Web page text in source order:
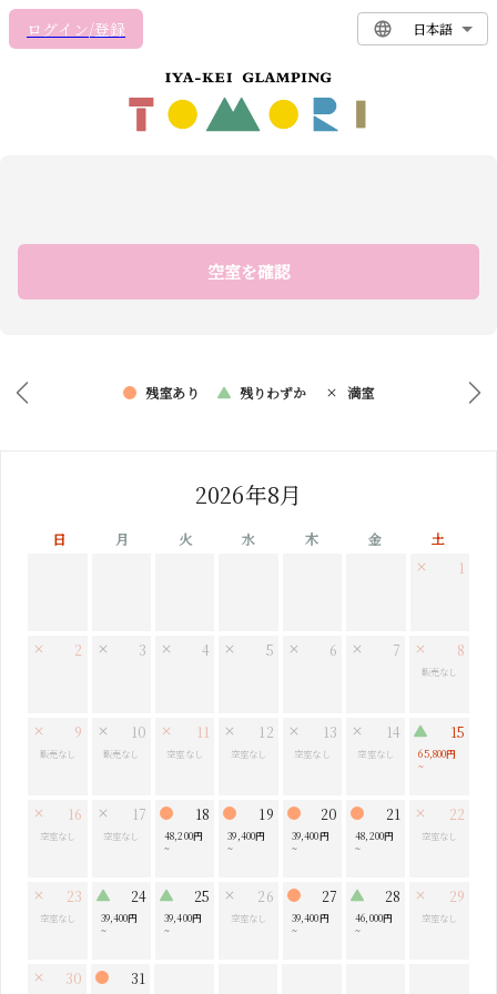
ログイン/登録 日本語
空室を確認
残室あり 残りわずか 満室
2026年8月
日 月 火 水 木 金
土
1
2 3 4 5 6 7 8
販売なし
9
販売なし
10
販売なし
11
空室なし
12
空室なし
13
空室なし
14
空室なし
15
65,800円
~
16
空室なし
17
空室なし
18
48,200円
~
19
39,400円
~
20
39,400円
~
21
48,200円
~
22
空室なし
23
空室なし
24
39,400円
~
25
39,400円
~
26
空室なし
27
39,400円
~
28
46,000円
~
29
空室なし
30 31